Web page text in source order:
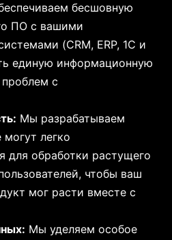
бесшовную
ПО с вашими
(CRM, ERP, 1С и
единую информационную
с
Мы разрабатываем
легко
для обработки растущего
чтобы ваш
мог расти вместе с
Мы уделяем особое